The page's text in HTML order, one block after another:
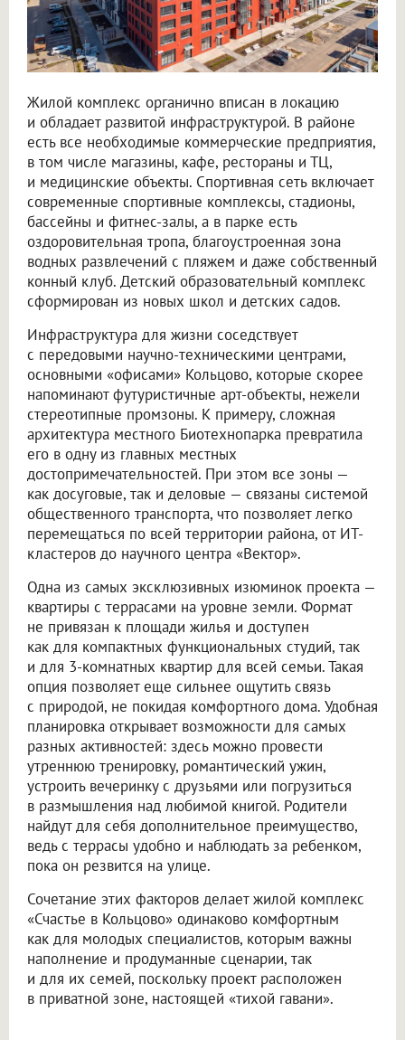
Жилой комплекс органично вписан в локацию
и обладает развитой инфраструктурой. В районе
есть все необходимые коммерческие предприятия,
в том числе магазины, кафе, рестораны и ТЦ,
и медицинские объекты. Спортивная сеть включает
современные спортивные комплексы, стадионы,
бассейны и фитнес-залы, а в парке есть
оздоровительная тропа, благоустроенная зона
водных развлечений с пляжем и даже собственный
конный клуб. Детский образовательный комплекс
сформирован из новых школ и детских садов.
Инфраструктура для жизни соседствует
с передовыми научно-техническими центрами,
основными «офисами» Кольцово, которые скорее
напоминают футуристичные арт-объекты, нежели
стереотипные промзоны. К примеру, сложная
архитектура местного Биотехнопарка превратила
его в одну из главных местных
достопримечательностей. При этом все зоны —
как досуговые, так и деловые — связаны системой
общественного транспорта, что позволяет легко
перемещаться по всей территории района, от ИТ-
кластеров до научного центра «Вектор».
Одна из самых эксклюзивных изюминок проекта —
квартиры с террасами на уровне земли. Формат
не привязан к площади жилья и доступен
как для компактных функциональных студий, так
и для 3-комнатных квартир для всей семьи. Такая
опция позволяет еще сильнее ощутить связь
с природой, не покидая комфортного дома. Удобная
планировка открывает возможности для самых
разных активностей: здесь можно провести
утреннюю тренировку, романтический ужин,
устроить вечеринку с друзьями или погрузиться
в размышления над любимой книгой. Родители
найдут для себя дополнительное преимущество,
ведь с террасы удобно и наблюдать за ребенком,
пока он резвится на улице.
Сочетание этих факторов делает жилой комплекс
«Счастье в Кольцово» одинаково комфортным
как для молодых специалистов, которым важны
наполнение и продуманные сценарии, так
и для их семей, поскольку проект расположен
в приватной зоне, настоящей «тихой гавани».